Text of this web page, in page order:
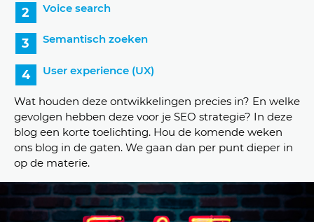
Voice search
Semantisch zoeken
User experience (UX)
Wat houden deze ontwikkelingen precies in? En welke
gevolgen hebben deze voor je SEO strategie? In deze
blog een korte toelichting. Hou de komende weken
ons blog in de gaten. We gaan dan per punt dieper in
op de materie.